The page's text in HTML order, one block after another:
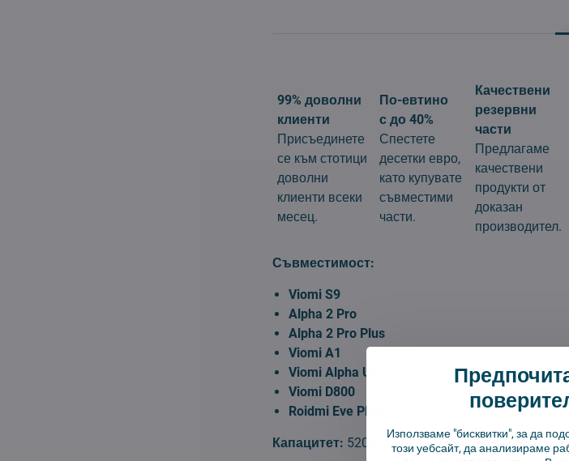
99% доволни
клиенти
Присъединете
се към стотици
доволни
клиенти всеки
месец.
По-евтино
с до 40%
Спестете
десетки евро,
като купувате
съвместими
части.
Качествени
резервни
части
Предлагаме
качествени
продукти от
доказан
производител.
Съвместимост:
Viomi S9
Alpha 2 Pro
Alpha 2 Pro Plus
Viomi A1
Viomi Alpha Uv
Viomi D800
Roidmi Eve Plus
Капацитет: 5200 mAh
Използваме "бисквитки", за да
този уебсайт, да анализираме